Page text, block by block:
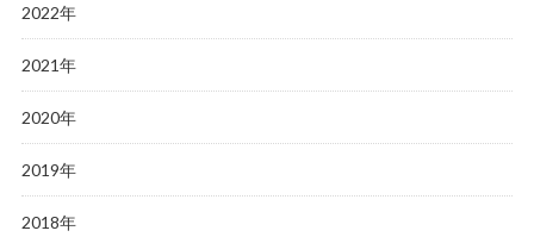
2022年
2021年
2020年
2019年
2018年